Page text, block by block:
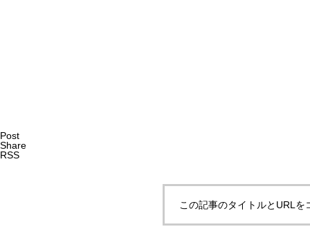
Post
Share
RSS
この記事のタイトルとURLを